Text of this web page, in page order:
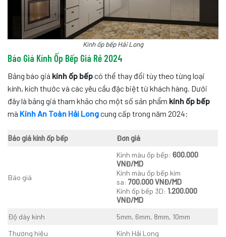
Kính ốp bếp Hải Long
Báo Giá Kính Ốp Bếp Giá Rẻ 2024
Bảng báo giá kính ốp bếpcó thể thay đổi tùy theo từng loại
kính, kích thước và các yêu cầu đặc biệt từ khách hàng. Dưới
đây là bảng giá tham khảo cho một số sản phẩm kính ốp bếp
mà Kính An Toàn Hải Longcung cấp trong năm 2024:
Báo giá kính ốp bếp Đơn giá
Báo giá
Kính màu ốp bếp:600.000
VNĐ/MD
Kính màu ốp bếp kim
sa:700.000 VNĐ/MD
Kính ốp bếp 3D: 1.200.000
VNĐ/MD
Độ dày kính
5mm, 6mm, 8mm, 10mm
Thương hiệu
Kính Hải Long